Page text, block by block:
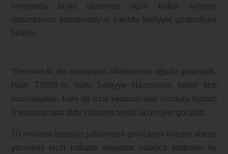
səviyyədə təşkil olunması üçün bütün səhiyyə
qurumlarının koordinasiyalı şəkildə fəaliyyət göstərdiyini
bildirib:
“Əminəm ki, bu missiyanın öhdəsindən uğurla gələcəyik.
Həm TƏBİB-in, həm Səhiyyə Nazirliyinin tabeli tibb
müəssisələri, həm də özəl xəstəxanalar olmaqla toplam
9 xəstəxanada tibbi xidmətin təşkili üçün işlər görülüb.
10 minlərlə qonağın şəhərimizə gələcəyini nəzərə alaraq
yaranmış təcili hallarla əlaqədar müalicə tədbirləri ilə